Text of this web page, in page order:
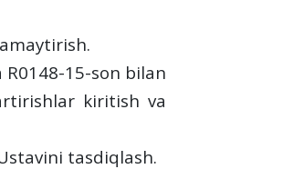
15-son bilan
kiritish va
tasdiqlash.